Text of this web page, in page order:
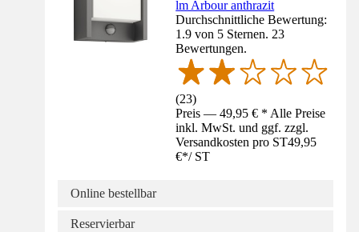
lm Arbour anthrazit
Durchschnittliche Bewertung:
1.9 von 5 Sternen. 23
Bewertungen.
(23)
Preis — 49,95 € * Alle Preise
inkl. MwSt. und ggf. zzgl.
Versandkosten pro ST49,95
€*/ ST
Online bestellbar
Reservierbar